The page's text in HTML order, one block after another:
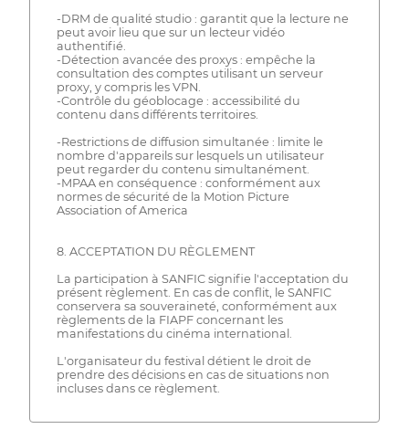
-DRM de qualité studio : garantit que la lecture ne
peut avoir lieu que sur un lecteur vidéo
authentifié.
-Détection avancée des proxys : empêche la
consultation des comptes utilisant un serveur
proxy, y compris les VPN.
-Contrôle du géoblocage : accessibilité du
contenu dans différents territoires.
-Restrictions de diffusion simultanée : limite le
nombre d'appareils sur lesquels un utilisateur
peut regarder du contenu simultanément.
-MPAA en conséquence : conformément aux
normes de sécurité de la Motion Picture
Association of America
8. ACCEPTATION DU RÈGLEMENT
La participation à SANFIC signifie l'acceptation du
présent règlement. En cas de conflit, le SANFIC
conservera sa souveraineté, conformément aux
règlements de la FIAPF concernant les
manifestations du cinéma international.
L'organisateur du festival détient le droit de
prendre des décisions en cas de situations non
incluses dans ce règlement.